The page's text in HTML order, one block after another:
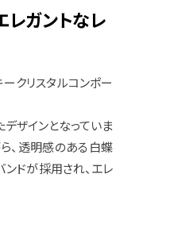
レガントなレ
クリスタルコンポー
ザインとなっていま
、透明感のある白蝶
ドが採用され、エレ